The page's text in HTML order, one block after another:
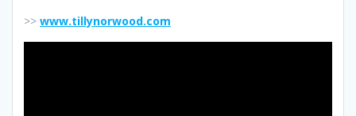
>> www.tillynorwood.com